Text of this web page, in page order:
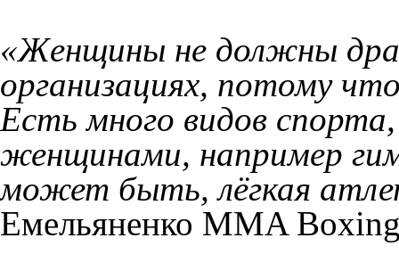
«Женщины не должны
организациях, потому
Есть много видов
женщинами, например
может быть, лёгкая
Емельяненко MMA